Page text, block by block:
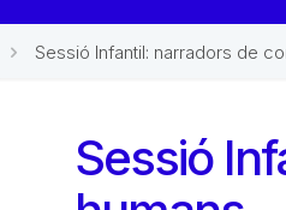
Sessió Infantil: narradors de
Sessió